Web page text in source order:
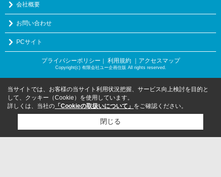
会社概要
お問い合わせ
PCサイト
プライバシーポリシー ｜ 利用規約 ｜アクセスマップ
Copyright(c) 有限会社ユー企画住販 All rights reserved.
当サイトでは、お客様の当サイト利用状況把握、サービス向上検討を目的と
して、クッキー（Cookie）を使用しています。
詳しくは、当社の 「Cookieの取扱いについて」 をご確認ください。
閉じる